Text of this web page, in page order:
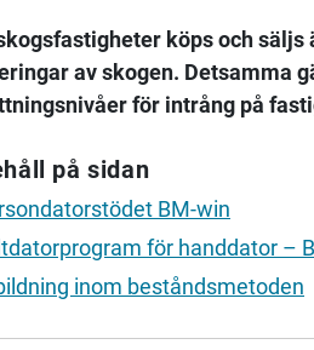
köps och
av skogen. Detsamma
för intrång på
på sidan
BM-win
för handdator –
inom beståndsmetoden